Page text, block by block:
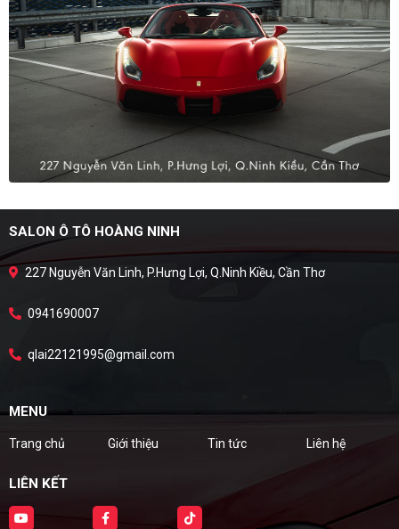
SALON Ô TÔ HOÀNG NINH
227 Nguyễn Văn Linh, P.Hưng Lợi, Q.Ninh Kiều, Cần Thơ
0941690007
qlai22121995@gmail.com
MENU
Trang chủ Giới thiệu Tin tức Liên hệ
LIÊN KẾT